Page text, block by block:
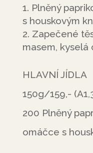
Plněný
s houskovým
Zapečené
masem, kyselá
HLAVNÍ JÍDLA
150g/159,-
200 Plněný
omáčce s